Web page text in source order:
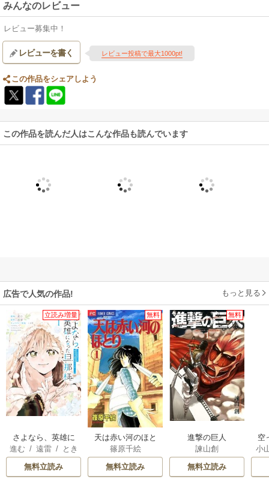
みんなのレビュー
レビュー募集中！
レビューを書く レビュー投稿で最大1000pt!
この作品をシェアしよう
この作品を読んだ人はこんな作品も読んでいます
広告で人気の作品! もっと見る
立読み増量
さよなら、英雄に
なった旦那様 ～
ただ祈るだけの役
立たずな妻のはず
進む / 遠雷/ とき
間
無料立読み
無料
天は赤い河のほと
り
篠原千絵
無料立読み
無料
進撃の巨人
諫山創
無料立読み
空
小